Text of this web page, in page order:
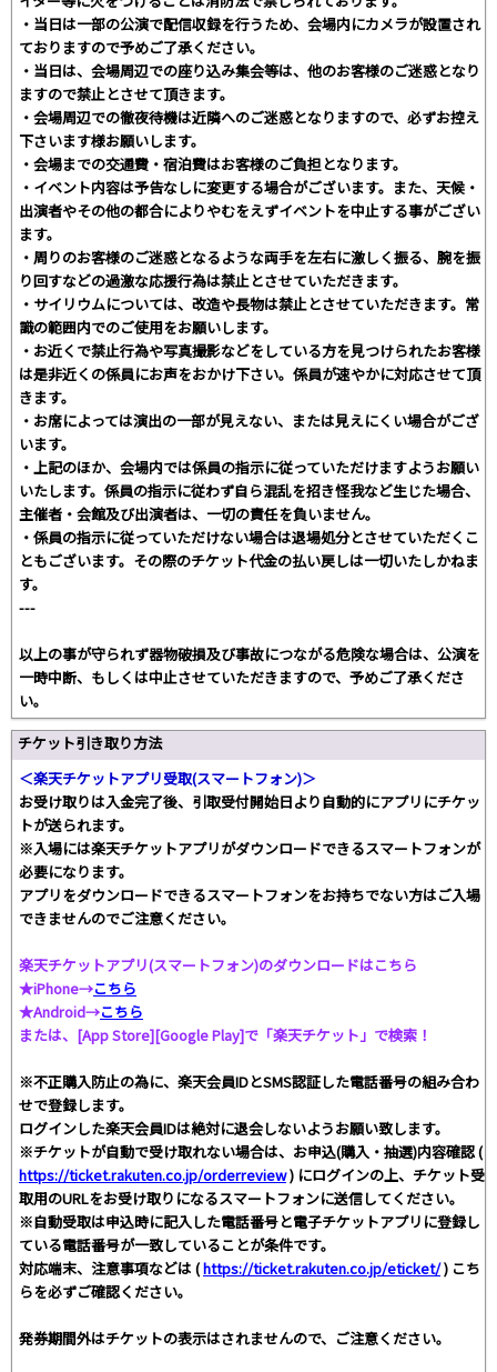
・当日は一部の公演で配信収録を行うため、会場内にカメラが設置され
ておりますので予めご了承ください。
・当日は、会場周辺での座り込み集会等は、他のお客様のご迷惑となり
ますので禁止とさせて頂きます。
・会場周辺での徹夜待機は近隣へのご迷惑となりますので、必ずお控え
下さいます様お願いします。
・会場までの交通費・宿泊費はお客様のご負担となります。
・イベント内容は予告なしに変更する場合がございます。また、天候・
出演者やその他の都合によりやむをえずイベントを中止する事がござい
ます。
・周りのお客様のご迷惑となるような両手を左右に激しく振る、腕を振
り回すなどの過激な応援行為は禁止とさせていただきます。
・サイリウムについては、改造や長物は禁止とさせていただきます。常
識の範囲内でのご使用をお願いします。
・お近くで禁止行為や写真撮影などをしている方を見つけられたお客様
は是非近くの係員にお声をおかけ下さい。係員が速やかに対応させて頂
きます。
・お席によっては演出の一部が見えない、または見えにくい場合がござ
います。
・上記のほか、会場内では係員の指示に従っていただけますようお願い
いたします。係員の指示に従わず自ら混乱を招き怪我など生じた場合、
主催者・会館及び出演者は、一切の責任を負いません。
・係員の指示に従っていただけない場合は退場処分とさせていただくこ
ともございます。その際のチケット代金の払い戻しは一切いたしかねま
す。
---
以上の事が守られず器物破損及び事故につながる危険な場合は、公演を
一時中断、もしくは中止させていただきますので、予めご了承くださ
い。
チケット引き取り方法
＜楽天チケットアプリ受取(スマートフォン)＞
お受け取りは入金完了後、引取受付開始日より自動的にアプリにチケッ
トが送られます。
※入場には楽天チケットアプリがダウンロードできるスマートフォンが
必要になります。
アプリをダウンロードできるスマートフォンをお持ちでない方はご入場
できませんのでご注意ください。
楽天チケットアプリ(スマートフォン)のダウンロードはこちら
★iPhone→こちら
★Android→こちら
または、[App Store][Google Play]で「楽天チケット」で検索！
※不正購入防止の為に、楽天会員IDとSMS認証した電話番号の組み合わ
せで登録します。
ログインした楽天会員IDは絶対に退会しないようお願い致します。
※チケットが自動で受け取れない場合は、お申込(購入・抽選)内容確認 (
https://ticket.rakuten.co.jp/orderreview) にログインの上、チケット受
取用のURLをお受け取りになるスマートフォンに送信してください。
※自動受取は申込時に記入した電話番号と電子チケットアプリに登録し
ている電話番号が一致していることが条件です。
対応端末、注意事項などは (https://ticket.rakuten.co.jp/eticket/) こち
らを必ずご確認ください。
発券期間外はチケットの表示はされませんので、ご注意ください。